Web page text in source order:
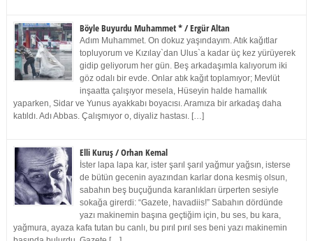
Böyle Buyurdu Muhammet * / Ergür Altan
Adım Muhammet. On dokuz yaşındayım. Atık kağıtlar
topluyorum ve Kızılay`dan Ulus`a kadar üç kez yürüyerek
gidip geliyorum her gün. Beş arkadaşımla kalıyorum iki
göz odalı bir evde. Onlar atık kağıt toplamıyor; Mevlüt
inşaatta çalışıyor mesela, Hüseyin halde hamallık
yaparken, Sidar ve Yunus ayakkabı boyacısı. Aramıza bir arkadaş daha
katıldı. Adı Abbas. Çalışmıyor o, diyaliz hastası. […]
Elli Kuruş / Orhan Kemal
İster lapa lapa kar, ister şarıl şarıl yağmur yağsın, isterse
de bütün gecenin ayazından karlar dona kesmiş olsun,
sabahın beş buçuğunda karanlıkları ürperten sesiyle
sokağa girerdi: “Gazete, havadiis!” Sabahın dördünde
yazı makinemin başına geçtiğim için, bu ses, bu kara,
yağmura, ayaza kafa tutan bu canlı, bu pırıl pırıl ses beni yazı makinemin